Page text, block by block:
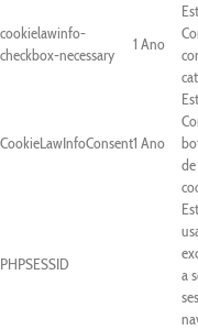
cookielawinfo-
checkbox-necessary
1 Ano
CookieLawInfoConsent1 Ano
PHPSESSID
a